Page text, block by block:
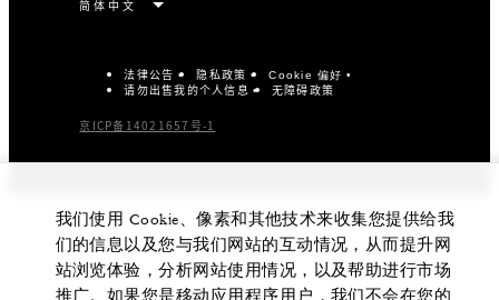
法律公告 隐私政策 Cookie 偏好
请勿出售我的个人信息 无障碍政策
京ICP备14021657号-1
我们使用 Cookie、像素和其他技术来收集您提供给我
们的信息以及您与我们网站的互动情况，从而提升网
站浏览体验，分析网站使用情况，以及帮助进行市场